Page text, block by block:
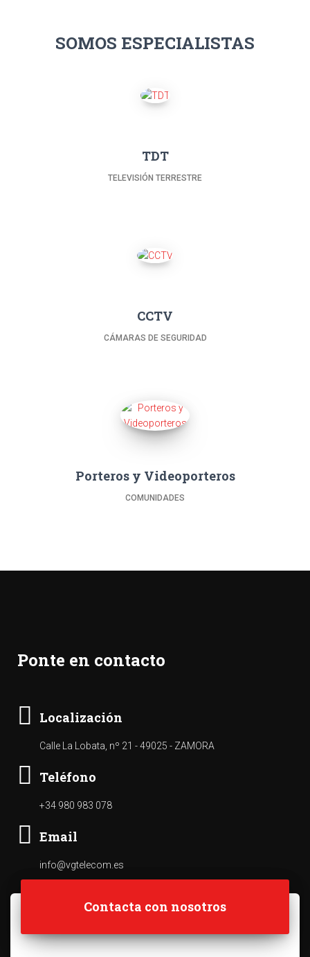
SOMOS ESPECIALISTAS
TDT
TELEVISIÓN TERRESTRE
CCTV
CÁMARAS DE SEGURIDAD
Porteros y Videoporteros
COMUNIDADES
Ponte en contacto
Localización
Calle La Lobata, nº 21 - 49025 - ZAMORA
Teléfono
+34 980 983 078
Email
info@vgtelecom.es
Contacta con nosotros